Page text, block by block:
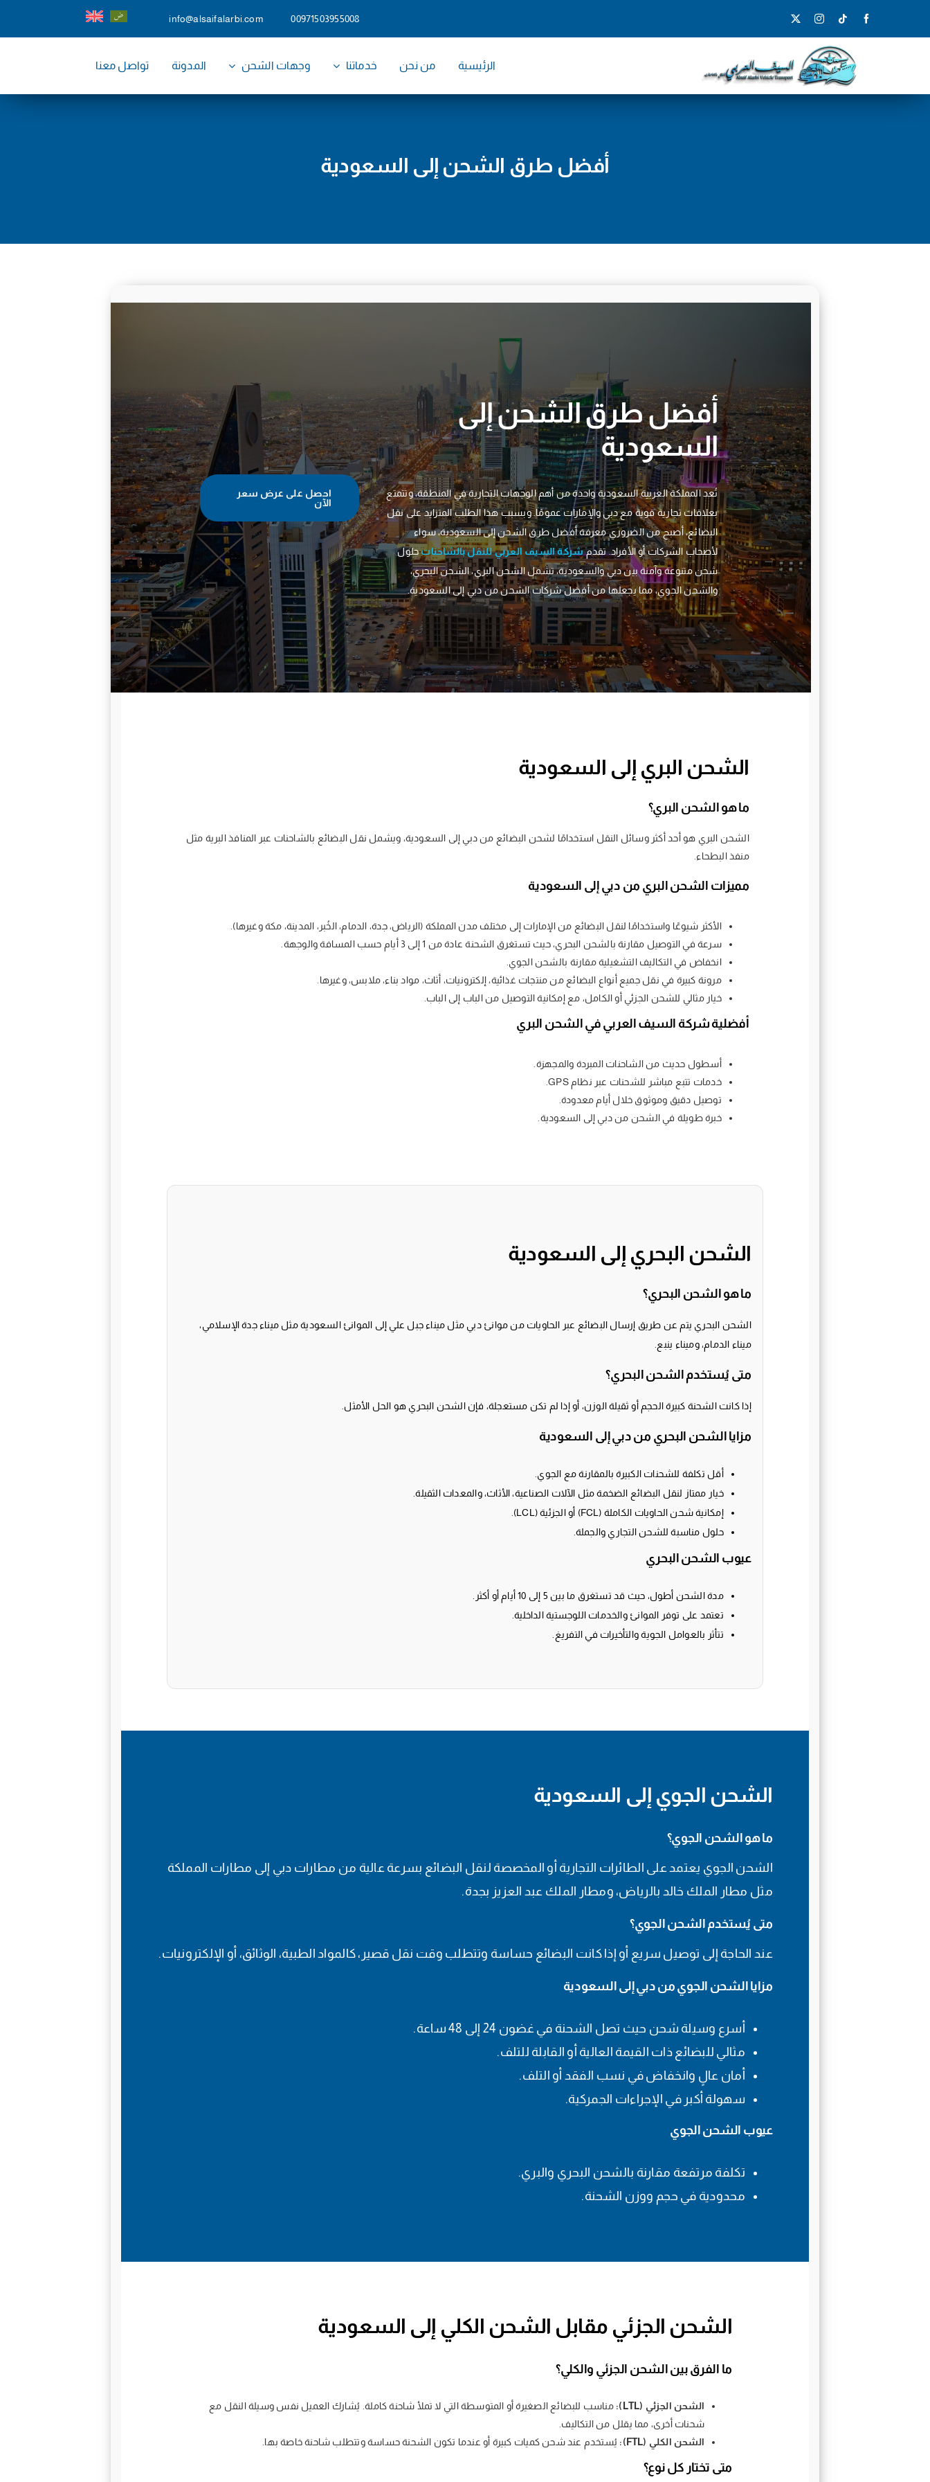
00971503955008
info@alsaifalarbi.com
الرئيسية من نحن خدماتنا وجهات الشحن المدونة تواصل معنا
أفضل طرق الشحن إلى السعودية
أفضل طرق الشحن إلى
السعودية
تُعد المملكة العربية السعودية واحدة من أهم الوجهات التجارية في المنطقة، وتتمتع
بعلاقات تجارية قوية مع دبي والإمارات عمومًا. وبسبب هذا الطلب المتزايد على نقل
البضائع، أصبح من الضروري معرفة أفضل طرق الشحن إلى السعودية، سواء
لأصحاب الشركات أو الأفراد. تقدمشركة السيف العربي للنقل بالشاحناتحلول
شحن متنوعة وآمنة بين دبي والسعودية، تشمل الشحن البري، الشحن البحري،
والشحن الجوي، مما يجعلها من أفضل شركات الشحن من دبي إلى السعودية.
احصل على عرض سعر
الآن
الشحن البري إلى السعودية
ما هو الشحن البري؟
الشحن البري هو أحد أكثر وسائل النقل استخدامًا لشحن البضائع من دبي إلى السعودية، ويشمل نقل البضائع بالشاحنات عبر المنافذ البرية مثل
منفذ البطحاء.
مميزات الشحن البري من دبي إلى السعودية
الأكثر شيوعًا واستخدامًا لنقل البضائع من الإمارات إلى مختلف مدن المملكة (الرياض، جدة، الدمام، الخُبر، المدينة، مكة وغيرها).
سرعة في التوصيل مقارنة بالشحن البحري، حيث تستغرق الشحنة عادة من 1 إلى 3 أيام حسب المسافة والوجهة.
انخفاض في التكاليف التشغيلية مقارنة بالشحن الجوي.
مرونة كبيرة في نقل جميع أنواع البضائع من منتجات غذائية، إلكترونيات، أثاث، مواد بناء، ملابس، وغيرها.
خيار مثالي للشحن الجزئي أو الكامل، مع إمكانية التوصيل من الباب إلى الباب.
أفضلية شركة السيف العربي في الشحن البري
أسطول حديث من الشاحنات المبردة والمجهزة.
خدمات تتبع مباشر للشحنات عبر نظام GPS.
توصيل دقيق وموثوق خلال أيام معدودة.
خبرة طويلة في الشحن من دبي إلى السعودية.
الشحن البحري إلى السعودية
ما هو الشحن البحري؟
الشحن البحري يتم عن طريق إرسال البضائع عبر الحاويات من موانئ دبي مثل ميناء جبل علي إلى الموانئ السعودية مثل ميناء جدة الإسلامي،
ميناء الدمام، وميناء ينبع.
متى يُستخدم الشحن البحري؟
إذا كانت الشحنة كبيرة الحجم أو ثقيلة الوزن، أو إذا لم تكن مستعجلة، فإن الشحن البحري هو الحل الأمثل.
مزايا الشحن البحري من دبي إلى السعودية
أقل تكلفة للشحنات الكبيرة بالمقارنة مع الجوي.
خيار ممتاز لنقل البضائع الضخمة مثل الآلات الصناعية، الأثاث، والمعدات الثقيلة.
إمكانية شحن الحاويات الكاملة (FCL) أو الجزئية (LCL).
حلول مناسبة للشحن التجاري والجملة.
عيوب الشحن البحري
مدة الشحن أطول، حيث قد تستغرق ما بين 5 إلى 10 أيام أو أكثر.
تعتمد على توفر الموانئ والخدمات اللوجستية الداخلية.
تتأثر بالعوامل الجوية والتأخيرات في التفريغ.
الشحن الجوي إلى السعودية
ما هو الشحن الجوي؟
الشحن الجوي يعتمد على الطائرات التجارية أو المخصصة لنقل البضائع بسرعة عالية من مطارات دبي إلى مطارات المملكة
مثل مطار الملك خالد بالرياض، ومطار الملك عبد العزيز بجدة.
متى يُستخدم الشحن الجوي؟
عند الحاجة إلى توصيل سريع أو إذا كانت البضائع حساسة وتتطلب وقت نقل قصير، كالمواد الطبية، الوثائق، أو الإلكترونيات.
مزايا الشحن الجوي من دبي إلى السعودية
أسرع وسيلة شحن حيث تصل الشحنة في غضون 24 إلى 48 ساعة.
مثالي للبضائع ذات القيمة العالية أو القابلة للتلف.
أمان عالٍ وانخفاض في نسب الفقد أو التلف.
سهولة أكبر في الإجراءات الجمركية.
عيوب الشحن الجوي
تكلفة مرتفعة مقارنة بالشحن البحري والبري.
محدودية في حجم ووزن الشحنة.
الشحن الجزئي مقابل الشحن الكلي إلى السعودية
ما الفرق بين الشحن الجزئي والكلي؟
الشحن الجزئي (LTL):
مناسب للبضائع الصغيرة أو المتوسطة التي لا تملأ شاحنة كاملة. يُشارك العميل نفس وسيلة النقل مع
شحنات أخرى، مما يقلل من التكاليف.
الشحن الكلي (FTL):
يُستخدم عند شحن كميات كبيرة أو عندما تكون الشحنة حساسة وتتطلب شاحنة خاصة بها.
متى تختار كل نوع؟